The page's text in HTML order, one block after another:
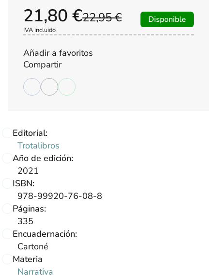
Editorial:
Trotalibros
Año de edición:
2021
ISBN:
978-99920-76-08-8
Páginas:
335
Encuadernación:
Cartoné
Materia
Narrativa
22,95 €
21,80 €
IVA incluido
Disponible
Añadir a favoritos
Compartir